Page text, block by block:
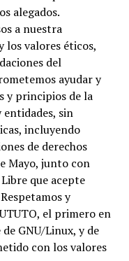
alegados.
a nuestra
valores éticos,
del
ayudar y
y principios de la
sin
incluyendo
de derechos
Mayo, junto con
que acepte
y
el primero en
GNU/Linux, y de
con los valores